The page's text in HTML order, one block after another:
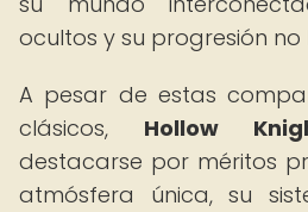
ocultos y su progresión no
A pesar de estas
clásicos, Hollow
destacarse por méritos
atmósfera única, su